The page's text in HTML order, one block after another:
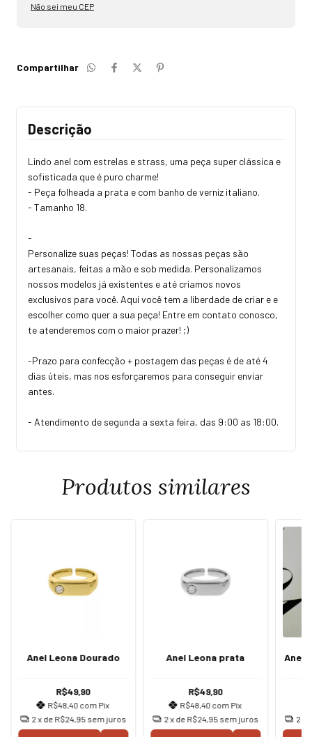
Não sei meu CEP
Compartilhar
Descrição
Lindo anel com estrelas e strass, uma peça super clássica e
sofisticada que é puro charme!
- Peça folheada a prata e com banho de verniz italiano.
- Tamanho 18.
-
Personalize suas peças! Todas as nossas peças são
artesanais, feitas a mão e sob medida. Personalizamos
nossos modelos já existentes e até criamos novos
exclusivos para você. Aqui você tem a liberdade de criar e e
escolher como quer a sua peça! Entre em contato conosco,
te atenderemos com o maior prazer! ;)
-Prazo para confecção + postagem das peças é de até 4
dias úteis, mas nos esforçaremos para conseguir enviar
antes.
- Atendimento de segunda a sexta feira, das 9:00 as 18:00.
Produtos similares
Anel Leona Dourado
R$49,90
R$48,40 com Pix
2x de R$24,95 sem juros
Anel Leona prata
R$49,90
R$48,40 com Pix
2x de R$24,95 sem juros
Anel
2